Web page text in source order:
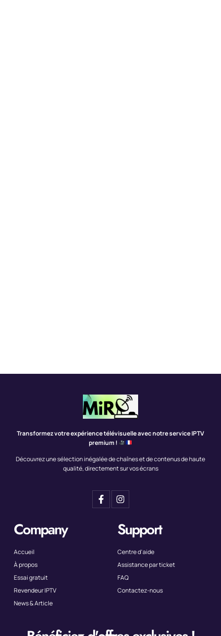
Transformez votre expérience télévisuelle avec notre service IPTV
premium !
Découvrez une sélection inégalée de chaînes et de contenus de haute
qualité, directement sur vos écrans
Company
Accueil
À propos
Essai gratuit
Revendeur IPTV
News & Article
Support
Centre d'aide
Assistance par ticket
FAQ
Contactez-nous